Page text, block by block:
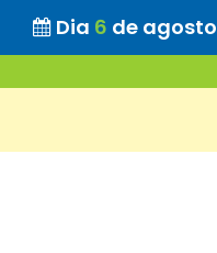
Dia 6 de agosto